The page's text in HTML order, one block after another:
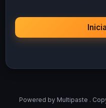
Powered by Multipaste .